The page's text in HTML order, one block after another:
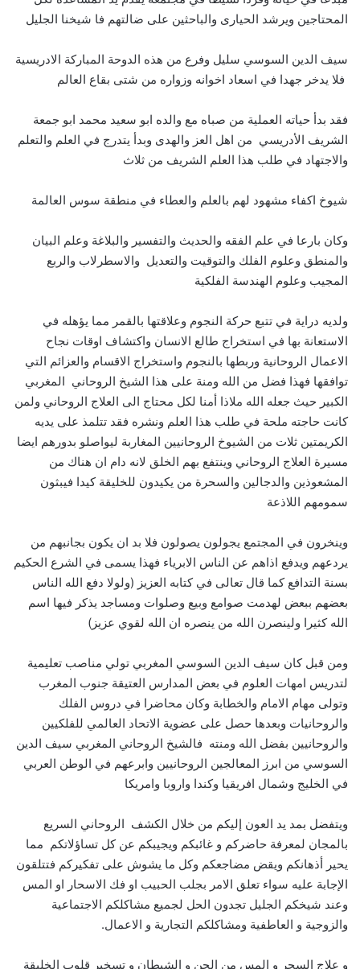
المحتاجين ويرشد الحيارى والباحثين على ضالتهم فا شيخنا الجليل
سيف الدين السوسي سليل وفرع من هذه الدوحة المباركة الادريسية
فلا يدخر جهدا في اسعاد اخوانه وزواره من شتى بقاع العالم
فقد بدأ حياته العملية من صباه مع والده ابو سعيد محمد ابو جمعة
الشريف الأدريسي من اهل العز والهدى وبدأ يتدرج في العلم والتعلم
والاجتهاد في طلب هذا العلم الشريف من ثلاث
شيوخ اكفاء مشهود لهم بالعلم والعطاء في منطقة سوس العالمة
وكان بارعا في علم الفقه والحديث والتفسير والبلاغة وعلم البيان
والمنطق وعلوم الفلك والتوقيت والتعديل والاسطرلاب والربع
المجيب وعلوم الهندسة الفلكية
ولديه دراية في تتبع حركة النجوم وعلاقتها بالقمر مما يؤهله في
الاستعانة بها في استخراج طالع الانسان واكتشاف اوقات نجاح
الاعمال الروحانية وربطها بالنجوم واستخراج الاقسام والعزائم التي
توافقها فهذا فضل من الله ومنة على هذا الشيخ الروحاني المغربي
الكبير حيث جعله الله ملاذا أمنا لكل محتاج الى العلاج الروحاني ولمن
كانت حاجته ملحة في طلب هذا العلم ونشره فقد تتلمذ على يديه
الكريمتين ثلات من الشيوخ الروحانيين المغاربة ليواصلو بدورهم ايضا
مسيرة العلاج الروحاني وينتفع بهم الخلق لانه دام ان هناك من
المشعوذين والدجالين والسحرة من يكيدون للخليقة كيدا فيبثون
سمومهم اللاذعة
وينخرون في المجتمع يجولون يصولون فلا بد ان يكون بجانبهم من
يردعهم ويدفع اذاهم عن الناس الابرياء فهذا يسمى في الشرع الحكيم
بسنة التدافع كما قال تعالى في كتابه العزيز (ولولا دفع الله الناس
بعضهم ببعض لهدمت صوامع وبيع وصلوات ومساجد يذكر فيها اسم
الله كثيرا ولينصرن الله من ينصره ان الله لقوي عزيز)
ومن قبل كان سيف الدين السوسي المغربي تولي مناصب تعليمية
لتدريس امهات العلوم في بعض المدارس العتيقة جنوب المغرب
وتولى مهام الامام والخطابة وكان محاضرا في دروس الفلك
والروحانيات وبعدها حصل على عضوية الاتحاد العالمي للفلكيين
والروحانيين بفضل الله ومنته فالشيخ الروحاني المغربي سيف الدين
السوسي من ابرز المعالجين الروحانيين وابرعهم في الوطن العربي
في الخليج وشمال افريقيا وكندا واروبا وامريكا
ويتفضل بمد يد العون إليكم من خلال الكشف الروحاني السريع
بالمجان لمعرفة حاضركم و غائبكم ويجيبكم عن كل تساؤلاتكم مما
يحير أذهانكم ويقض مضاجعكم وكل ما يشوش على تفكيركم فتتلقون
الإجابة عليه سواء تعلق الامر بجلب الحبيب او فك الاسحار او المس
وعند شيخكم الجليل تجدون الحل لجميع مشاكلكم الاجتماعية
والزوجية و العاطفية ومشاكلكم التجارية و الاعمال.
و علاج السحر و المس من الجن و الشيطان و تسخير قلوب الخليقة